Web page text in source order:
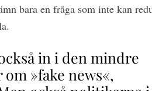
bara en fråga som inte kan
in i den mindre
»fake news«,